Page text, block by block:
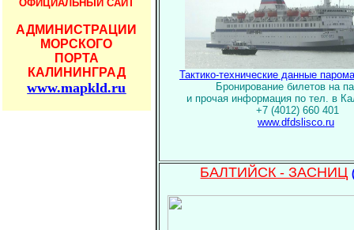
ОФИЦИАЛЬНЫЙ САЙТ
АДМИНИСТРАЦИИ
МОРСКОГО
ПОРТА
КАЛИНИНГРАД
www.mapkld.ru
Тактико-технические данные
Бронирование билетов на
и прочая информация по тел. в
+7 (4012) 660 401
www.dfdslisco.ru
БАЛТИЙСК - ЗАСНИЦ